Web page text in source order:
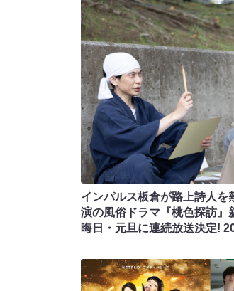
インパルス板倉が路上詩人
演の風俗ドラマ『桃色探訪』
晦日・元旦に連続放送決定!